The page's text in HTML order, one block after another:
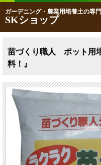
ガーデニング・農業用培養土の専
SKショップ
苗づくり職人 ポット用
料！』